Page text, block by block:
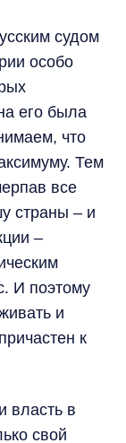
судом
особо
его была
что
Тем
все
страны – и
–
И поэтому
и
к
власть в
свой